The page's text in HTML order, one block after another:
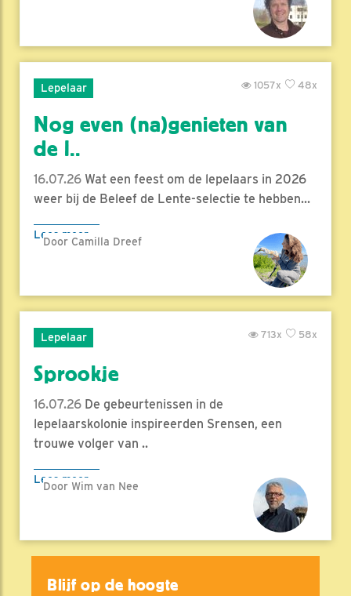
Lepelaar 48x
1057x
Nog even (na)genieten van
de l..
16.07.26 Wat een feest om de lepelaars in 2026
weer bij de Beleef de Lente-selectie te hebben...
Lees meer
Door Camilla Dreef
Lepelaar 58x
713x
Sprookje
16.07.26 De gebeurtenissen in de
lepelaarskolonie inspireerden Srensen, een
trouwe volger van ..
Lees meer
Door Wim van Nee
Blijf op de hoogte